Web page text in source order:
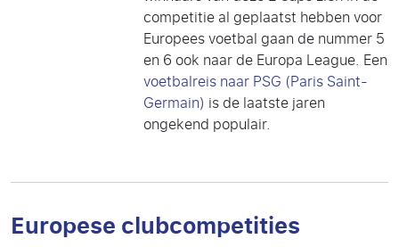
competitie al geplaatst hebben voor
Europees voetbal gaan de nummer 5
en 6 ook naar de Europa League. Een
voetbalreis naar PSG (Paris Saint-
Germain) is de laatste jaren
ongekend populair.
Europese clubcompetities